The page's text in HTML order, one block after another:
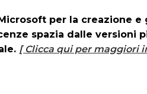
per la creazione
spazia dalle
[ Clicca qui per maggiori